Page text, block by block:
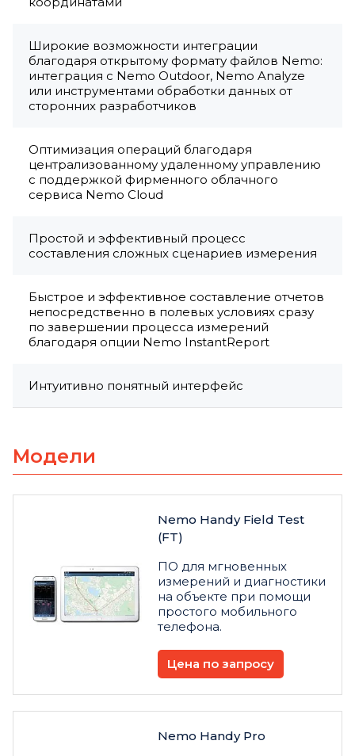
Широкие возможности интеграции
благодаря открытому формату файлов Nemo:
интеграция с Nemo Outdoor, Nemo Analyze
или инструментами обработки данных от
сторонних разработчиков
Оптимизация операций благодаря
централизованному удаленному управлению
с поддержкой фирменного облачного
сервиса Nemo Cloud
Простой и эффективный процесс
составления сложных сценариев измерения
Быстрое и эффективное составление отчетов
непосредственно в полевых условиях сразу
по завершении процесса измерений
благодаря опции Nemo InstantReport
Интуитивно понятный интерфейс
Модели
Nemo Handy Field Test
(FT)
ПО для мгновенных
измерений и диагностики
на объекте при помощи
простого мобильного
телефона.
Цена по запросу
Nemo Handy Pro